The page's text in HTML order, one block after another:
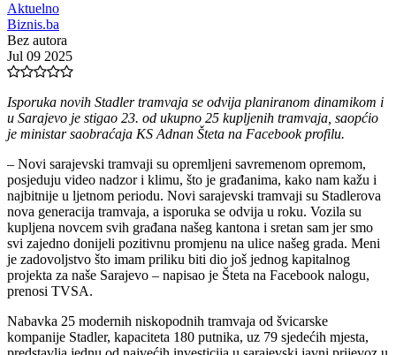
Aktuelno
Biznis.ba
Bez autora
Jul 09 2025
Isporuka novih Stadler tramvaja se odvija planiranom dinamikom i
u Sarajevo je stigao 23. od ukupno 25 kupljenih tramvaja, saopćio
je ministar saobraćaja KS Adnan Šteta na Facebook profilu.
– Novi sarajevski tramvaji su opremljeni savremenom opremom,
posjeduju video nadzor i klimu, što je građanima, kako nam kažu i
najbitnije u ljetnom periodu. Novi sarajevski tramvaji su Stadlerova
nova generacija tramvaja, a isporuka se odvija u roku. Vozila su
kupljena novcem svih građana našeg kantona i sretan sam jer smo
svi zajedno donijeli pozitivnu promjenu na ulice našeg grada. Meni
je zadovoljstvo što imam priliku biti dio još jednog kapitalnog
projekta za naše Sarajevo – napisao je Šteta na Facebook nalogu,
prenosi TVSA.
Nabavka 25 modernih niskopodnih tramvaja od švicarske
kompanije Stadler, kapaciteta 180 putnika, uz 79 sjedećih mjesta,